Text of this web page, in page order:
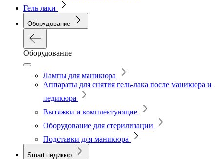
Гель лаки
Оборудование
Оборудование
Лампы для маникюра
Аппараты для снятия гель-лака после маникюра и
педикюра
Вытяжки и комплектующие
Оборудование для стерилизации
Подставки для маникюра
Smart педикюр